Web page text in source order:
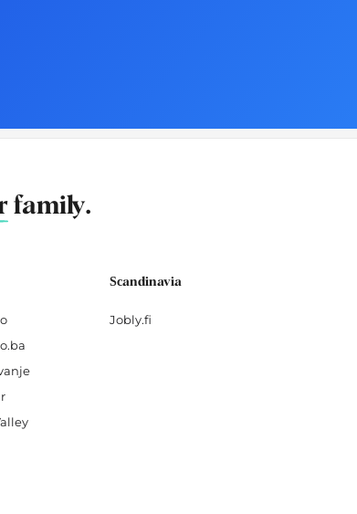
family.
Scandinavia
Jobly.fi